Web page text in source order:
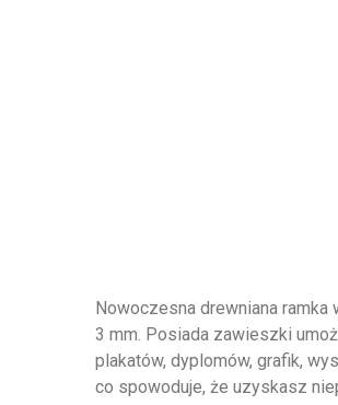
Nowoczesna drewniana ramka
3 mm. Posiada zawieszki
plakatów, dyplomów, grafik,
co spowoduje, że uzyskasz